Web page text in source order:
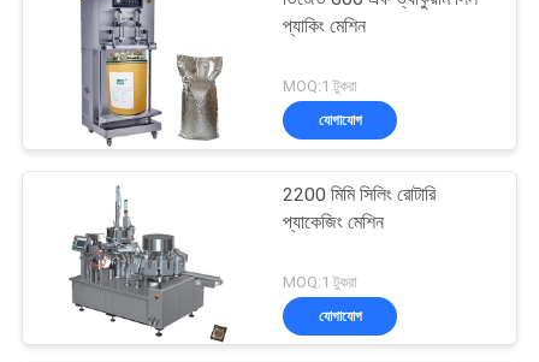
প্যাকিং মেশিন
MOQ:1 টুকরা
যোগাযোগ
2200 মিমি সিলিং রোটারি
প্যাকেজিং মেশিন
MOQ:1 টুকরা
যোগাযোগ